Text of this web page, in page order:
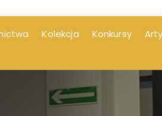
Kolekcja Konkursy